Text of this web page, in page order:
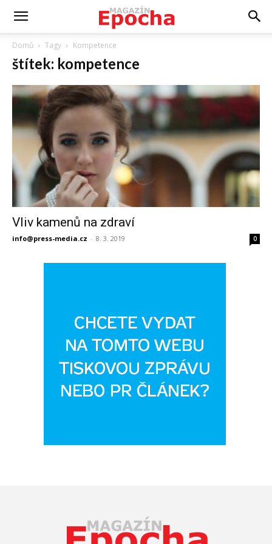
Domů Tagy Kompetence
štítek: kompetence
Vliv kamenů na zdraví
info@press-media.cz - 8. 3. 2019 0